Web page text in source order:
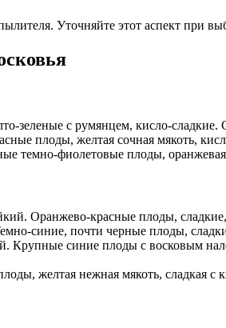
Уточняйте этот аспект при
зеленые с румянцем, кисло-сладкие.
плоды, желтая сочная мякоть,
темно-фиолетовые плоды, оранжевая
Оранжево-красные плоды,
синие, почти черные плоды,
Крупные синие плоды с восковым
желтая нежная мякоть, сладкая